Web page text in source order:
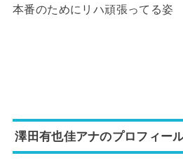
本番のためにリハ頑張ってる姿
澤田有也佳アナのプロフィー